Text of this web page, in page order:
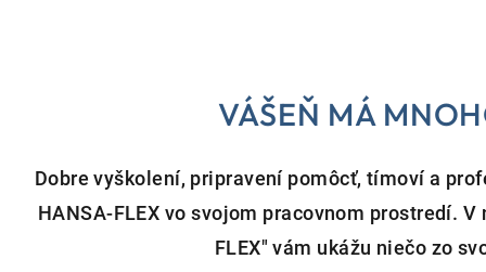
VÁŠEŇ MÁ
Dobre vyškolení, pripravení pomôcť, tímoví a
HANSA-FLEX vo svojom pracovnom prostredí.
FLEX" vám ukážu niečo zo